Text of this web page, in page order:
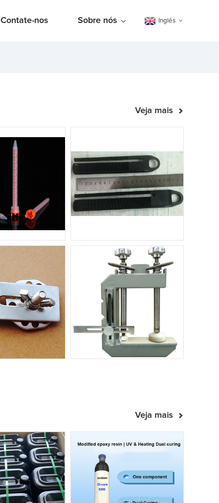
Contate-nos Sobre nós Inglês
Veja mais
Veja mais